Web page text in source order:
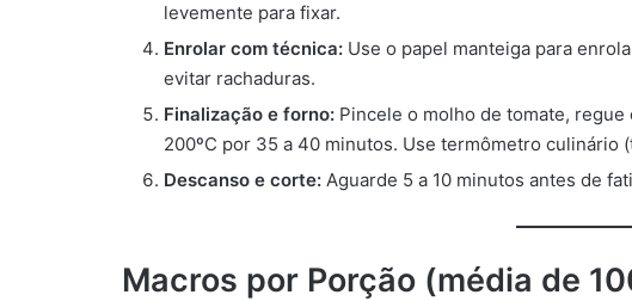
levemente para fixar.
Enrolar com técnica: Use o papel manteiga para
evitar rachaduras.
Finalização e forno: Pincele o molho de tomate,
200ºC por 35 a 40 minutos. Use termômetro culinário
Descanso e corte: Aguarde 5 a 10 minutos antes de
Macros por Porção (média de